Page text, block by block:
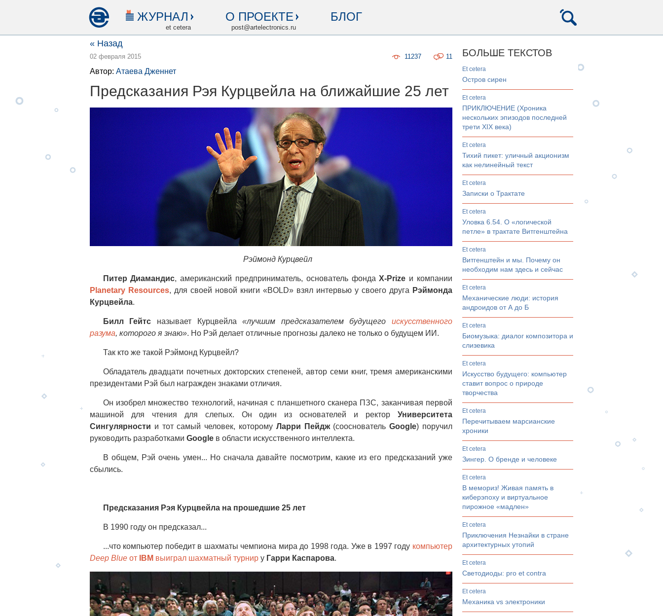
ЖУРНАЛ
et cetera
О ПРОЕКТЕ
post@artelectronics.ru
БЛОГ
« Назад
02 февраля 2015 11
11237
Автор: Атаева Дженнет
Предсказания Рэя Курцвейла на ближайшие 25 лет
Рэймонд Курцвейл
Питер Диамандис, американский предприниматель, основатель фондаX-Prize и компании
Planetary Resources, для своей новой книги «BOLD» взял интервью у своего друга Рэймонда
Курцвейла.
Билл Гейтс называет Курцвейла«лучшим предсказателем будущегоискусственного
разума, которого я знаю». Но Рэй делает отличные прогнозы далеко не только о будущем ИИ.
Так кто же такой Рэймонд Курцвейл?
Обладатель двадцати почетных докторских степеней, автор семи книг, тремя американскими
президентами Рэй был награжден знаками отличия.
Он изобрел множество технологий, начиная с планшетного сканера ПЗС, заканчивая первой
машиной для чтения для слепых. Он один из основателей и ректор Университета
Сингулярности и тот самый человек, которому Ларри Пейдж(соосновательGoogle) поручил
руководить разработками Google в области искусственного интеллекта.
В общем, Рэй очень умен... Но сначала давайте посмотрим, какие из его предсказаний уже
сбылись.
Предсказания Рэя Курцвейла на прошедшие 25 лет
В 1990 году он предсказал...
...что компьютер победит в шахматы чемпиона мира до 1998 года. Уже в 1997 году компьютер
Deep Blue от IBM выиграл шахматный турнир у Гарри Каспарова.
БОЛЬШЕ ТЕКСТОВ
et cetera
Остров сирен
et cetera
ПРИКЛЮЧЕНИЕ (Хроника
нескольких эпизодов последней
трети XIX века)
et cetera
Тихий пикет: уличный акционизм
как нелинейный текст
et cetera
Записки о Трактате
et cetera
Уловка 6.54. О «логической
петле» в трактате Витгенштейна
et cetera
Витгенштейн и мы. Почему он
необходим нам здесь и сейчас
et cetera
Механические люди: история
андроидов от А до Б
et cetera
Биомузыка: диалог композитора и
слизевика
et cetera
Искусство будущего: компьютер
ставит вопрос о природе
творчества
et cetera
Перечитываем марсианские
хроники
et cetera
Зингер. О бренде и человеке
et cetera
В мемориз! Живая память в
киберэпоху и виртуальное
пирожное «мадлен»
et cetera
Приключения Незнайки в стране
архитектурных утопий
et cetera
Светодиоды: pro et contrа
et cetera
Механика vs электроники